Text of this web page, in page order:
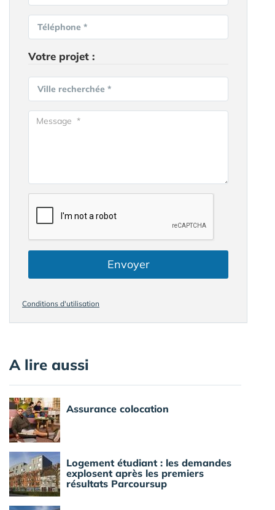
Téléphone *
Votre projet :
Ville recherchée *
Envoyer
Conditions d'utilisation
A lire aussi
Assurance colocation
Logement étudiant : les demandes
explosent après les premiers
résultats Parcoursup